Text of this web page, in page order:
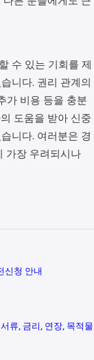
수 있는 기회를 제
니다. 권리 관계의
가 비용 등을 충분
도움을 받아 신중
니다. 여러분은 경
가장 우려되시나
신청 안내
류, 금리, 연장, 목적물